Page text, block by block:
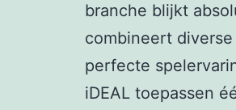
branche blijkt
combineert
perfecte
iDEAL toepassen